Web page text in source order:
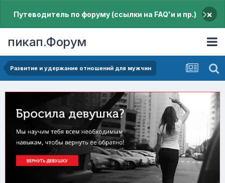
Путеводитель по форуму (ссылки на FAQ'и и пр.) ×
пикап.Форум
Pазвитие и удержание отношений для мужчин